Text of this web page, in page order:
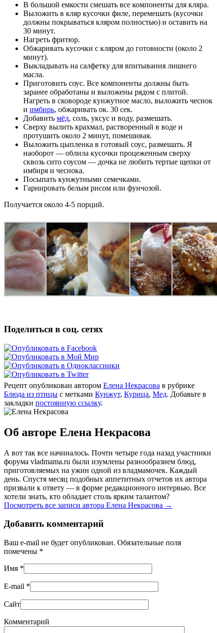
В большой емкости смешать все компоненты для кляра.
Выложить в кляр кусочки филе, перемешать (кусочки
должны покрываться кляром полностью) и оставить на
30 минут.
Нагреть фритюр.
Обжаривать кусочки с кляром до готовности (около 2
минут).
Выкладывать на салфетку для впитывания лишнего
масла.
Приготовить соус. Все компоненты должны быть
заранее обработаны и выложены рядом с плитой.
Нагреть в сковороде кунжутное масло, выложить чеснок
и имбирь, обжаривать ок. 30 сек.
Добавить мёд, соль, уксус и воду, размешать.
Сверху вылить крахмал, растворенный в воде и
протушить около 2 минут, помешивая.
Выложить цыпленка в готовый соус, размешать. Я
наоборот — облила кусочки процеженным сверху
сквозь сито соусом — дочка не любить тертые щепки от
имбиря и чеснока.
Посыпать кунжутными семечками.
Гарнировать белым рисом или фунчозой.
Получается около 4-5 порций.
Поделиться в соц. сетях
Рецепт опубликован автором Елена Некрасова в рубрике
Блюда из птицы с метками Кунжут, Курица, Мед. Добавьте в
закладки постоянную ссылку.
Об авторе Елена Некрасова
А вот так все начиналось. Почти четыре года назад участники
форума vladmama.ru были изумлены разнообразием блюд,
приготовляемых на ужин одной из владмамочек. Каждый
день. Спустя месяц подобных аппетитных отчетов их автора
призвали к ответу — в форме редакционного интервью. Все
хотели знать, кто обладает столь ярким талантом?
Посмотреть все записи автора Елена Некрасова →
Добавить комментарий
Ваш e-mail не будет опубликован. Обязательные поля
помечены *
Имя *
E-mail *
Сайт
Комментарий